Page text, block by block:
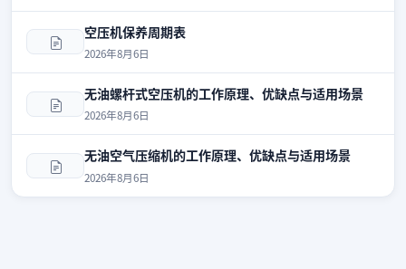
空压机保养周期表
2026年8月6日
无油螺杆式空压机的工作原理、优缺点与适用场景
2026年8月6日
无油空气压缩机的工作原理、优缺点与适用场景
2026年8月6日